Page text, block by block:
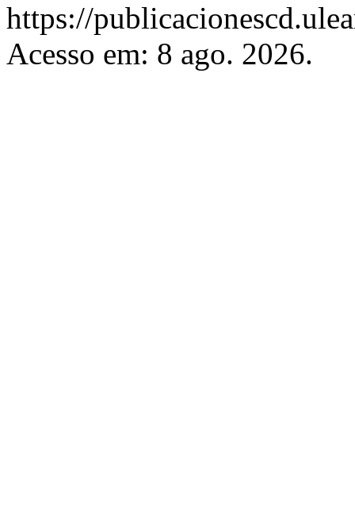
https://
Acesso em: 8 ago. 2026.